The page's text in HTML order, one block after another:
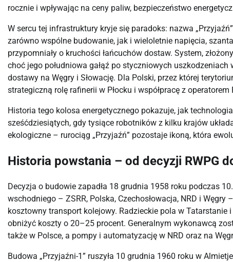
rocznie i wpływając na ceny paliw, bezpieczeństwo
W sercu tej infrastruktury kryje się paradoks: nazwa
zarówno wspólne budowanie, jak i wieloletnie napięcia,
przypomniały o kruchości łańcuchów dostaw. System,
choć jego południowa gałąź po styczniowych
dostawy na Węgry i Słowację. Dla Polski, przez której
strategiczną rolę rafinerii w Płocku i współpracę z operatorem
Historia tego kolosa energetycznego pokazuje, jak
sześćdziesiątych, gdy tysiące robotników z kilku krajów
ekologiczne – rurociąg „Przyjaźń” pozostaje ikoną, która
Historia powstania – od decyzji RWPG
Decyzja o budowie zapadła 18 grudnia 1958 roku podczas
wschodniego – ZSRR, Polska, Czechosłowacja, NRD i
kosztowny transport kolejowy. Radzieckie pola w Tatarstanie
obniżyć koszty o 20–25 procent. Generalnym wykonawcą
także w Polsce, a pompy i automatyzację w NRD oraz na
Budowa „Przyjaźni-1” ruszyła 10 grudnia 1960 roku w